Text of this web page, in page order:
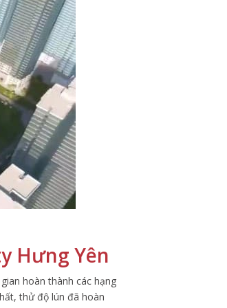
Hưng Yên
hoàn thành các hạng
thử độ lún đã hoàn